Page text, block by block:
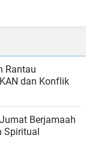
Rantau
dan Konflik
Berjamaah
Spiritual